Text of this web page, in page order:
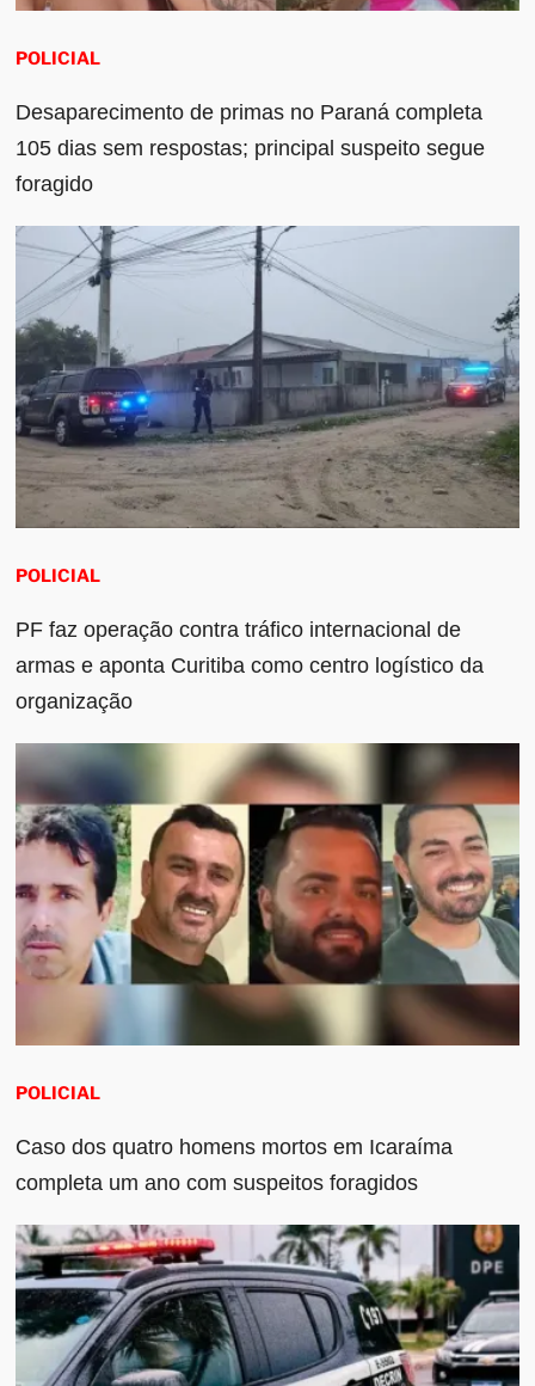
POLICIAL
Desaparecimento de primas no Paraná completa
105 dias sem respostas; principal suspeito segue
foragido
POLICIAL
PF faz operação contra tráfico internacional de
armas e aponta Curitiba como centro logístico da
organização
POLICIAL
Caso dos quatro homens mortos em Icaraíma
completa um ano com suspeitos foragidos